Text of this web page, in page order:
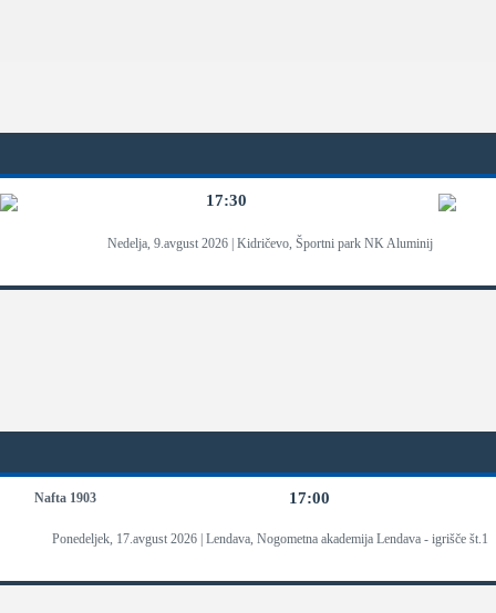
17:30
Nedelja, 9.avgust 2026 | Kidričevo, Športni park NK Aluminij
Nafta 1903 17:00
Ponedeljek, 17.avgust 2026 | Lendava, Nogometna akademija Lendava - igrišče št.1